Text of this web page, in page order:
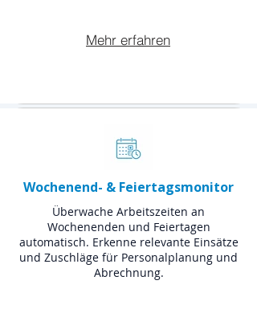
Mehr erfahren
Wochenend- & Feiertagsmonitor
Überwache Arbeitszeiten an
Wochenenden und Feiertagen
automatisch. Erkenne relevante Einsätze
und Zuschläge für Personalplanung und
Abrechnung.